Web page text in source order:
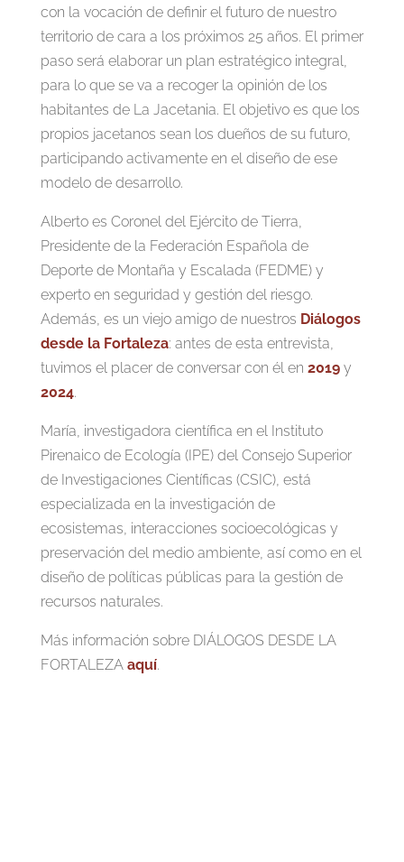
con la vocación de definir el futuro de nuestro
territorio de cara a los próximos 25 años. El primer
paso será elaborar un plan estratégico integral,
para lo que se va a recoger la opinión de los
habitantes de La Jacetania. El objetivo es que los
propios jacetanos sean los dueños de su futuro,
participando activamente en el diseño de ese
modelo de desarrollo.
Alberto es Coronel del Ejército de Tierra,
Presidente de la Federación Española de
Deporte de Montaña y Escalada (FEDME) y
experto en seguridad y gestión del riesgo.
Además, es un viejo amigo de nuestros Diálogos
desde la Fortaleza: antes de esta entrevista,
tuvimos el placer de conversar con él en 2019y
2024.
María, investigadora científica en el Instituto
Pirenaico de Ecología (IPE) del Consejo Superior
de Investigaciones Científicas (CSIC), está
especializada en la investigación de
ecosistemas, interacciones socioecológicas y
preservación del medio ambiente, así como en el
diseño de políticas públicas para la gestión de
recursos naturales.
Más información sobre DIÁLOGOS DESDE LA
FORTALEZA aquí.